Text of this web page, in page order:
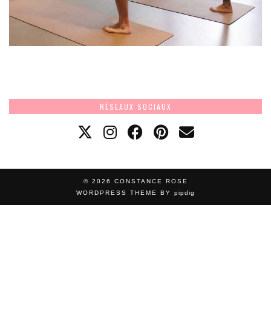
RÉSEAUX SOCIAUX
© 2026 CONSTANCE ROSE
WORDPRESS THEME BY pipdig